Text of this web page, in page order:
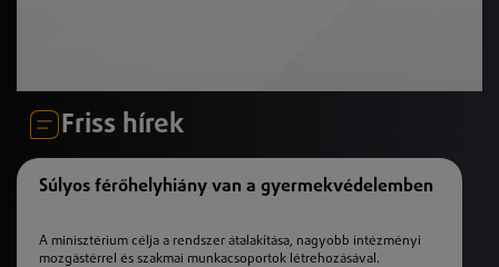
Friss hírek
Súlyos férőhelyhiány van a gyermekvédelemben
A minisztérium célja a rendszer átalakítása, nagyobb intézményi
mozgástérrel és szakmai munkacsoportok létrehozásával.